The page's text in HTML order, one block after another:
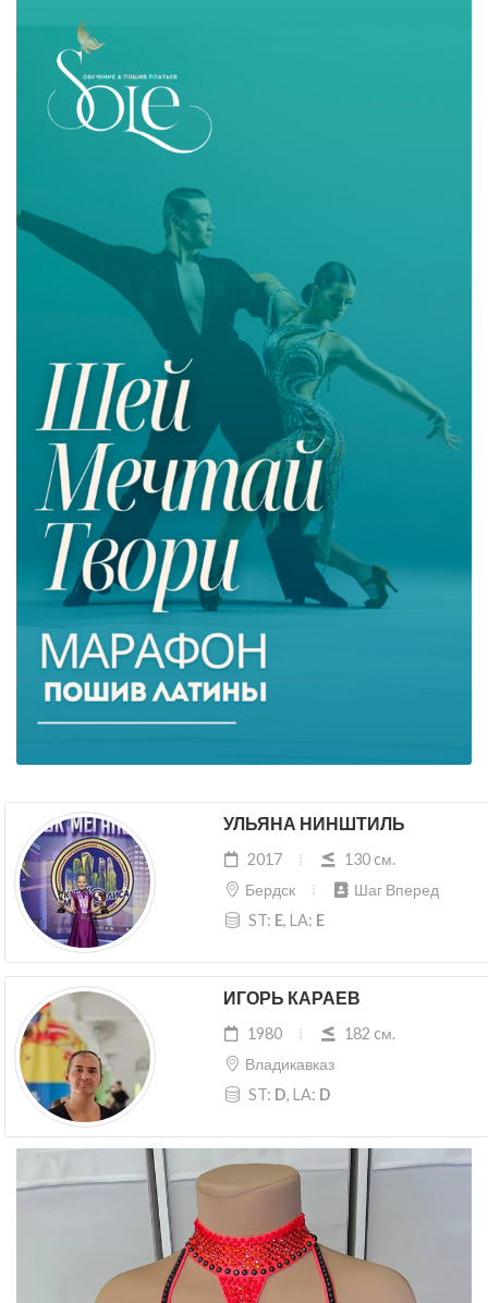
УЛЬЯНА НИНШТИЛЬ
2017
130 cм.
Бердск
Шаг Вперед
ST: E, LA: E
ИГОРЬ КАРАЕВ
1980
182 cм.
Владикавказ
ST: D, LA: D